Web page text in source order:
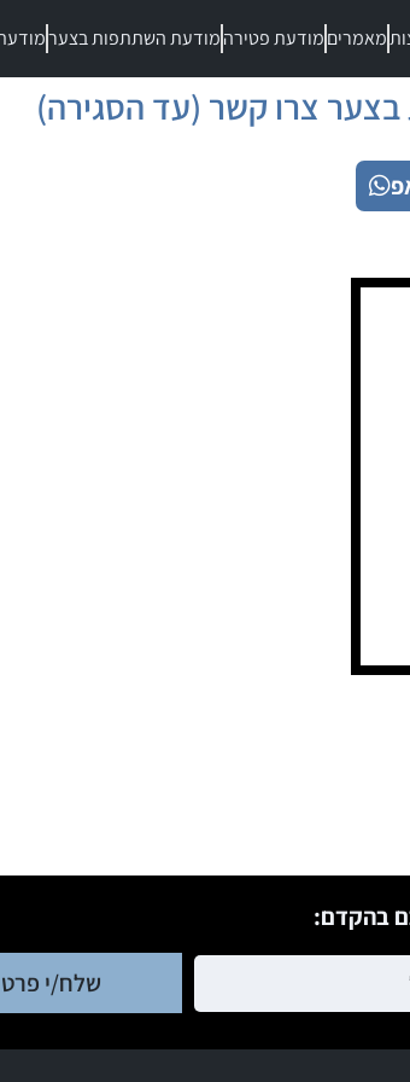
מאמריםמודעת פטירהמודעת השתתפות בצער
צרו קשר (עד הסגירה)
בהקדם:
שלח/י